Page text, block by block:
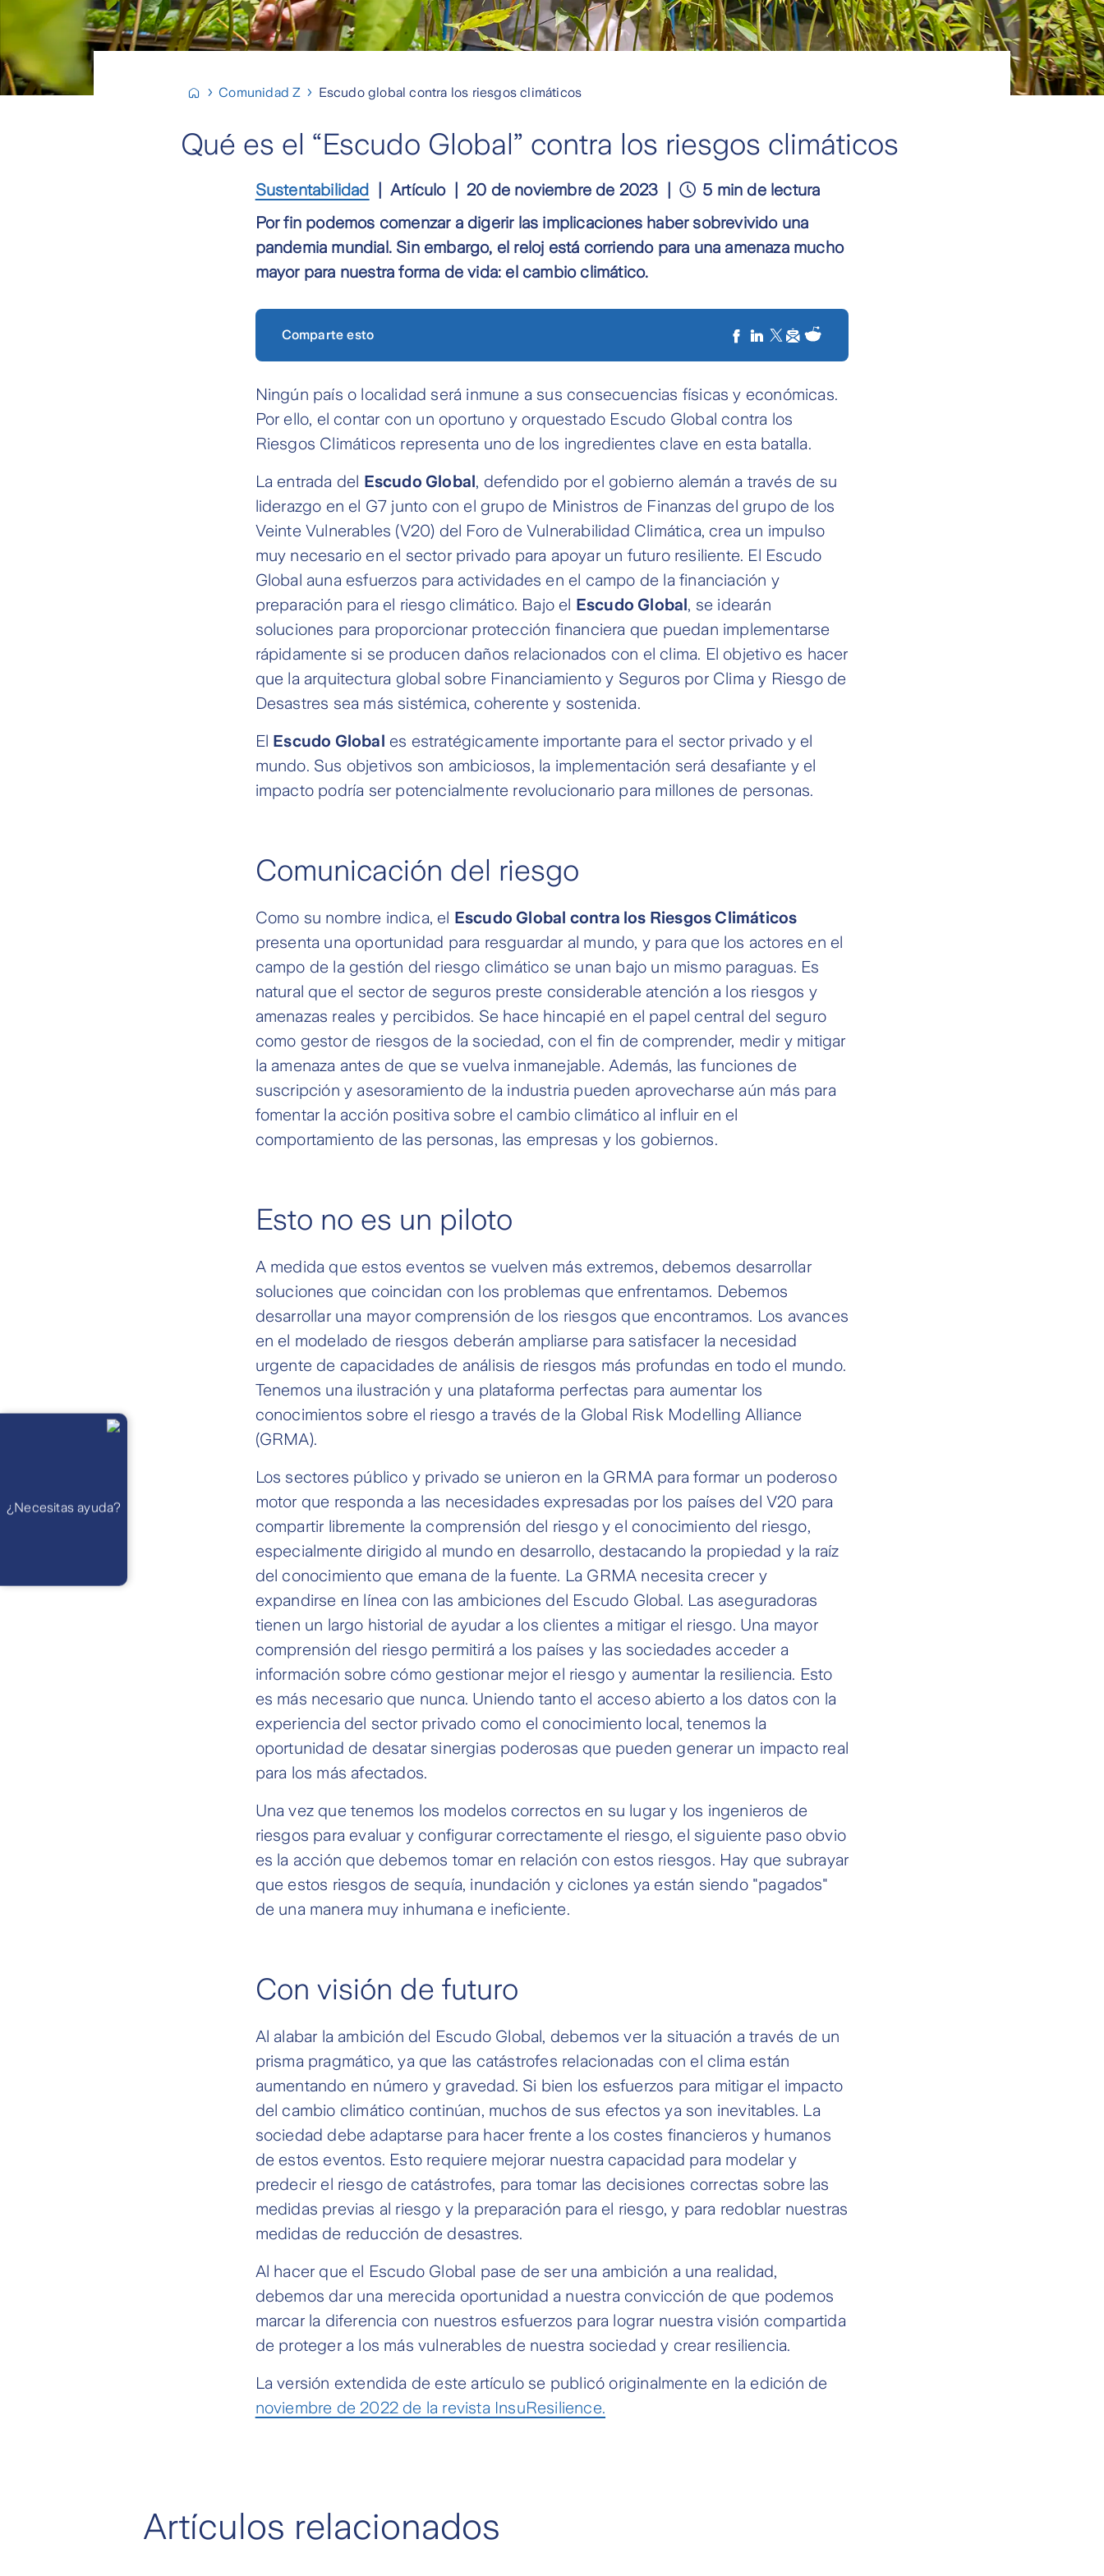
Comunidad Z Escudo global contra los riesgos climáticos
Qué es el “Escudo Global” contra los riesgos climáticos
Sustentabilidad Artículo 20 de noviembre de 2023
5 min de lectura
Por fin podemos comenzar a digerir las implicaciones haber sobrevivido una
pandemia mundial. Sin embargo, el reloj está corriendo para una amenaza mucho
mayor para nuestra forma de vida: el cambio climático.
Comparte esto
Ningún país o localidad será inmune a sus consecuencias físicas y económicas.
Por ello, el contar con un oportuno y orquestado Escudo Global contra los
Riesgos Climáticos representa uno de los ingredientes clave en esta batalla.
La entrada del Escudo Global, defendido por el gobierno alemán a través de su
liderazgo en el G7 junto con el grupo de Ministros de Finanzas del grupo de los
Veinte Vulnerables (V20) del Foro de Vulnerabilidad Climática, crea un impulso
muy necesario en el sector privado para apoyar un futuro resiliente. El Escudo
Global auna esfuerzos para actividades en el campo de la financiación y
preparación para el riesgo climático. Bajo el Escudo Global, se idearán
soluciones para proporcionar protección financiera que puedan implementarse
rápidamente si se producen daños relacionados con el clima. El objetivo es hacer
que la arquitectura global sobre Financiamiento y Seguros por Clima y Riesgo de
Desastres sea más sistémica, coherente y sostenida.
El Escudo Global es estratégicamente importante para el sector privado y el
mundo. Sus objetivos son ambiciosos, la implementación será desafiante y el
impacto podría ser potencialmente revolucionario para millones de personas.
Comunicación del riesgo
Como su nombre indica, el Escudo Global contra los Riesgos Climáticos
presenta una oportunidad para resguardar al mundo, y para que los actores en el
campo de la gestión del riesgo climático se unan bajo un mismo paraguas. Es
natural que el sector de seguros preste considerable atención a los riesgos y
amenazas reales y percibidos. Se hace hincapié en el papel central del seguro
como gestor de riesgos de la sociedad, con el fin de comprender, medir y mitigar
la amenaza antes de que se vuelva inmanejable. Además, las funciones de
suscripción y asesoramiento de la industria pueden aprovecharse aún más para
fomentar la acción positiva sobre el cambio climático al influir en el
comportamiento de las personas, las empresas y los gobiernos.
Esto no es un piloto
A medida que estos eventos se vuelven más extremos, debemos desarrollar
soluciones que coincidan con los problemas que enfrentamos. Debemos
desarrollar una mayor comprensión de los riesgos que encontramos. Los avances
en el modelado de riesgos deberán ampliarse para satisfacer la necesidad
urgente de capacidades de análisis de riesgos más profundas en todo el mundo.
Tenemos una ilustración y una plataforma perfectas para aumentar los
conocimientos sobre el riesgo a través de la Global Risk Modelling Alliance
(GRMA).
Los sectores público y privado se unieron en la GRMA para formar un poderoso
motor que responda a las necesidades expresadas por los países del V20 para
compartir libremente la comprensión del riesgo y el conocimiento del riesgo,
especialmente dirigido al mundo en desarrollo, destacando la propiedad y la raíz
del conocimiento que emana de la fuente. La GRMA necesita crecer y
expandirse en línea con las ambiciones del Escudo Global. Las aseguradoras
tienen un largo historial de ayudar a los clientes a mitigar el riesgo. Una mayor
comprensión del riesgo permitirá a los países y las sociedades acceder a
información sobre cómo gestionar mejor el riesgo y aumentar la resiliencia. Esto
es más necesario que nunca. Uniendo tanto el acceso abierto a los datos con la
experiencia del sector privado como el conocimiento local, tenemos la
oportunidad de desatar sinergias poderosas que pueden generar un impacto real
para los más afectados.
Una vez que tenemos los modelos correctos en su lugar y los ingenieros de
riesgos para evaluar y configurar correctamente el riesgo, el siguiente paso obvio
es la acción que debemos tomar en relación con estos riesgos. Hay que subrayar
que estos riesgos de sequía, inundación y ciclones ya están siendo "pagados"
de una manera muy inhumana e ineficiente.
Con visión de futuro
Al alabar la ambición del Escudo Global, debemos ver la situación a través de un
prisma pragmático, ya que las catástrofes relacionadas con el clima están
aumentando en número y gravedad. Si bien los esfuerzos para mitigar el impacto
del cambio climático continúan, muchos de sus efectos ya son inevitables. La
sociedad debe adaptarse para hacer frente a los costes financieros y humanos
de estos eventos. Esto requiere mejorar nuestra capacidad para modelar y
predecir el riesgo de catástrofes, para tomar las decisiones correctas sobre las
medidas previas al riesgo y la preparación para el riesgo, y para redoblar nuestras
medidas de reducción de desastres.
Al hacer que el Escudo Global pase de ser una ambición a una realidad,
debemos dar una merecida oportunidad a nuestra convicción de que podemos
marcar la diferencia con nuestros esfuerzos para lograr nuestra visión compartida
de proteger a los más vulnerables de nuestra sociedad y crear resiliencia.
La versión extendida de este artículo se publicó originalmente en la edición de
noviembre de 2022 de la revista InsuResilience.
Artículos relacionados
¿Necesitas ayuda?
Llámanos
Atención 24